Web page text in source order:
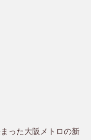
った大阪メトロの新